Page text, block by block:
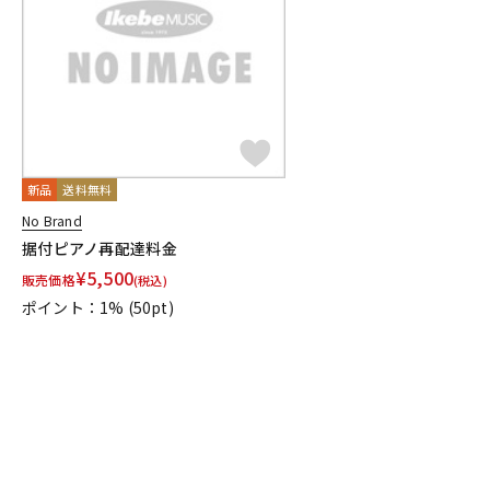
DJ機器
新品 送料無料
No Brand
据付ピアノ再配達料金
販売価格¥5,500(税込)
ポイント：1% (50pt)